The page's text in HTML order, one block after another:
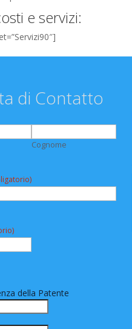
e servizi:
di Contatto
Cognome
della Patente